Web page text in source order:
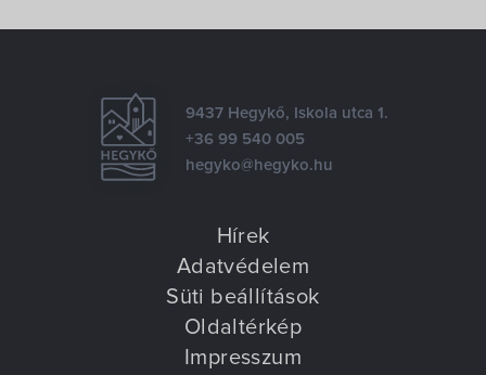
9437 Hegykő, Iskola utca 1.
+36 99 540 005
hegyko@hegyko.hu
Hírek
Adatvédelem
Süti beállítások
Oldaltérkép
Impresszum